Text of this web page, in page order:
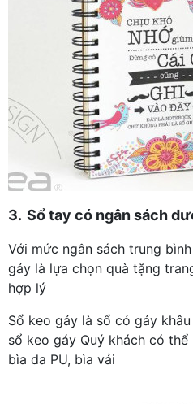
3. Sổ tay có ngân sách
Với mức ngân sách trung
gáy là lựa chọn quà tặng
hợp lý
Sổ keo gáy là sổ có gáy
sổ keo gáy Quý khách có
bìa da PU, bìa vải